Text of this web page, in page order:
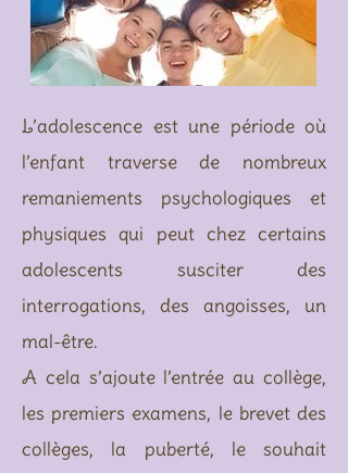
L’adolescence est une période où
l’enfant traverse de nombreux
remaniements psychologiques et
physiques qui peut chez certains
adolescents susciter des
interrogations, des angoisses, un
mal-être.
A cela s’ajoute l’entrée au collège,
les premiers examens, le brevet des
collèges, la puberté, le souhait